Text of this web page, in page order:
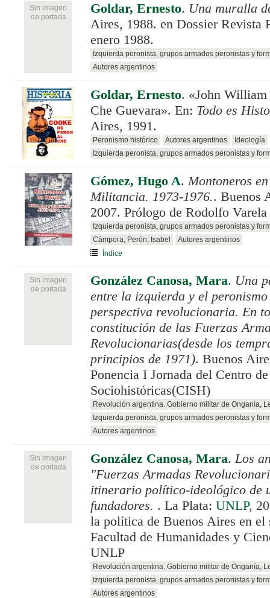
Sin imagen
de portada
Goldar, Ernesto. Una muralla
Aires, 1988. en Dossier Revista
enero 1988.
Izquierda peronista, grupos armados peronistas y
Autores argentinos
Goldar, Ernesto. «John William
Che Guevara». En: Todo es
Aires, 1991.
Peronismo histórico Autores argentinos
Ideología
Izquierda peronista, grupos armados peronistas y
Gómez, Hugo A. Montoneros
Militancia. 1973-1976.. Buenos
2007. Prólogo de Rodolfo Varela
Izquierda peronista, grupos armados peronistas y
Cámpora, Perón, Isabel
Autores argentinos
Índice
Sin imagen
de portada
González Canosa, Mara. Una
entre la izquierda y el peronismo
perspectiva revolucionaria. En
constitución de las Fuerzas
Revolucionarias(desde los
principios de 1971). Buenos
Ponencia I Jornada del Centro
Sociohistóricas(CISH)
Revolución argentina. Gobierno militar de Onganía,
Izquierda peronista, grupos armados peronistas y
Autores argentinos
Sin imagen
de portada
González Canosa, Mara. Los
"Fuerzas Armadas
itinerario político-ideológico de
fundadores. . La Plata: UNLP,
la política de Buenos Aires en
Facultad de Humanidades y
UNLP
Revolución argentina. Gobierno militar de Onganía,
Izquierda peronista, grupos armados peronistas y
Autores argentinos